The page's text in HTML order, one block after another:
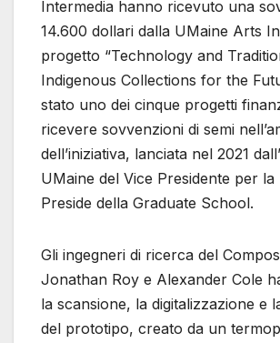
Intermedia hanno ricevuto una
14.600 dollari dalla UMaine Arts
progetto “Technology and
Indigenous Collections for the
stato uno dei cinque progetti
ricevere sovvenzioni di semi
dell’iniziativa, lanciata nel 2021
UMaine del Vice Presidente per la
Preside della Graduate School.
Gli ingegneri di ricerca del
Jonathan Roy e Alexander Cole
la scansione, la digitalizzazione e
del prototipo, creato da un